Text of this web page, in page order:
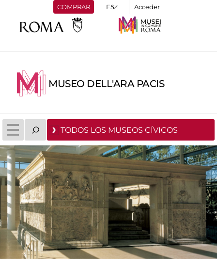
COMPRAR Acceder
MUSEO DELL'ARA PACIS
TODOS LOS MUSEOS CÍVICOS